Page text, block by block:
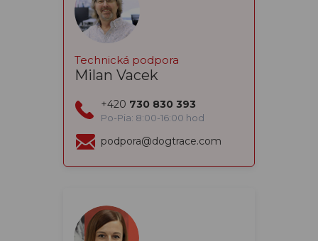
Technická podpora
Milan Vacek
+420 730 830 393
Po-Pia: 8:00-16:00 hod
podpora@dogtrace.com